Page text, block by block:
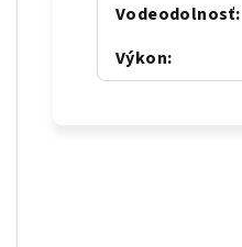
Vodeodolnosť:
Výkon: